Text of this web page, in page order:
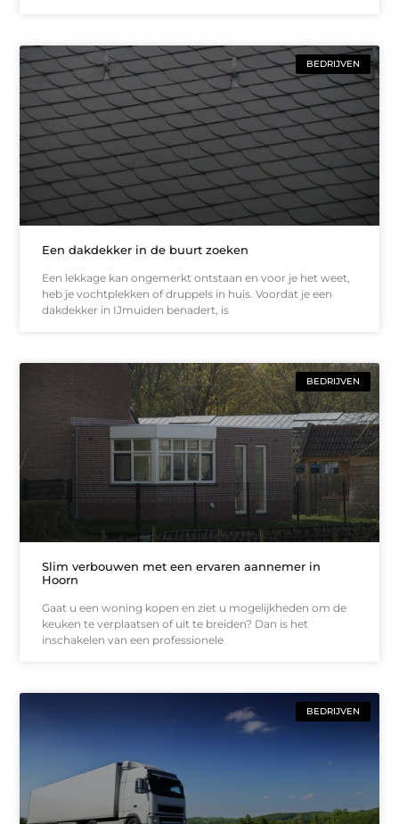
BEDRIJVEN
Een dakdekker in de buurt zoeken
Een lekkage kan ongemerkt ontstaan en voor je het weet,
heb je vochtplekken of druppels in huis. Voordat je een
dakdekker in IJmuiden benadert, is
BEDRIJVEN
Slim verbouwen met een ervaren aannemer in
Hoorn
Gaat u een woning kopen en ziet u mogelijkheden om de
keuken te verplaatsen of uit te breiden? Dan is het
inschakelen van een professionele
BEDRIJVEN